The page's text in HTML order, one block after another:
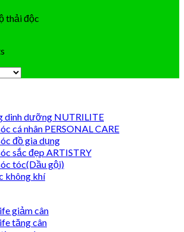
thải độc
dinh dưỡng NUTRILITE
cá nhân PERSONAL CARE
đồ gia dụng
sắc đẹp ARTISTRY
tóc(Dầu gội)
không khí
giảm cân
tăng cân